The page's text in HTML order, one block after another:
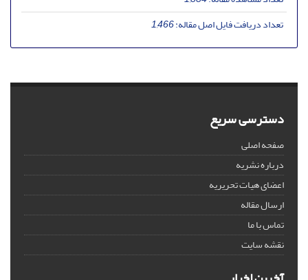
تعداد دریافت فایل اصل مقاله:1,466
دسترسی سریع
صفحه اصلی
درباره نشریه
اعضای هیات تحریریه
ارسال مقاله
تماس با ما
نقشه سایت